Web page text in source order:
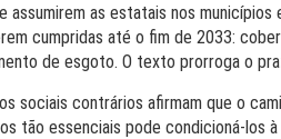
assumirem as estatais nos
cumpridas até o fim de 2033:
de esgoto. O texto prorroga o
sociais contrários afirmam que o
tão essenciais pode condicioná-los